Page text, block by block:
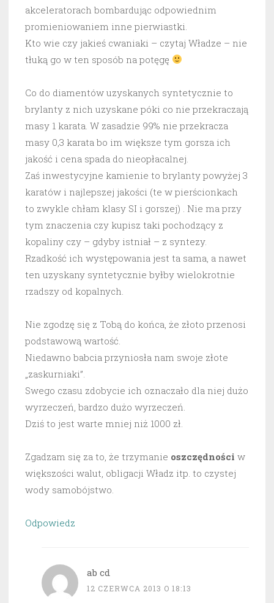
akceleratorach bombardując odpowiednim
promieniowaniem inne pierwiastki.
Kto wie czy jakieś cwaniaki – czytaj Władze – nie
tłuką go w ten sposób na potęgę
Co do diamentów uzyskanych syntetycznie to
brylanty z nich uzyskane póki co nie przekraczają
masy 1 karata. W zasadzie 99% nie przekracza
masy 0,3 karata bo im większe tym gorsza ich
jakość i cena spada do nieopłacalnej.
Zaś inwestycyjne kamienie to brylanty powyżej 3
karatów i najlepszej jakości (te w pierścionkach
to zwykle chłam klasy SI i gorszej) . Nie ma przy
tym znaczenia czy kupisz taki pochodzący z
kopaliny czy – gdyby istniał – z syntezy.
Rzadkość ich występowania jest ta sama, a nawet
ten uzyskany syntetycznie byłby wielokrotnie
rzadszy od kopalnych.
Nie zgodzę się z Tobą do końca, że złoto przenosi
podstawową wartość.
Niedawno babcia przyniosła nam swoje złote
„zaskurniaki”.
Swego czasu zdobycie ich oznaczało dla niej dużo
wyrzeczeń, bardzo dużo wyrzeczeń.
Dziś to jest warte mniej niż 1000 zł.
Zgadzam się za to, że trzymanie oszczędności w
większości walut, obligacji Władz itp. to czystej
wody samobójstwo.
Odpowiedz
ab cd
12 CZERWCA 2013 O 18:13